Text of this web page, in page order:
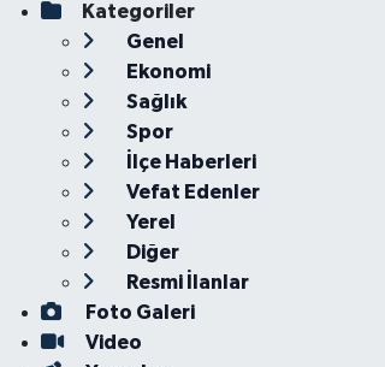
Kategoriler
Genel
Ekonomi
Sağlık
Spor
İlçe Haberleri
Vefat Edenler
Yerel
Diğer
Resmi İlanlar
Foto Galeri
Video